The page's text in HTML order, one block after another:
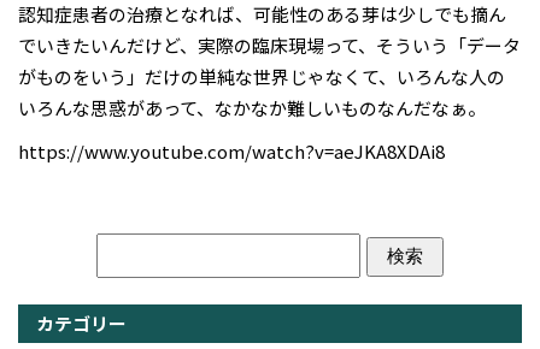
認知症患者の治療となれば、可能性のある芽は少しでも摘ん
でいきたいんだけど、実際の臨床現場って、そういう「データ
がものをいう」だけの単純な世界じゃなくて、いろんな人の
いろんな思惑があって、なかなか難しいものなんだなぁ。
https://www.youtube.com/watch?v=aeJKA8XDAi8
カテゴリー